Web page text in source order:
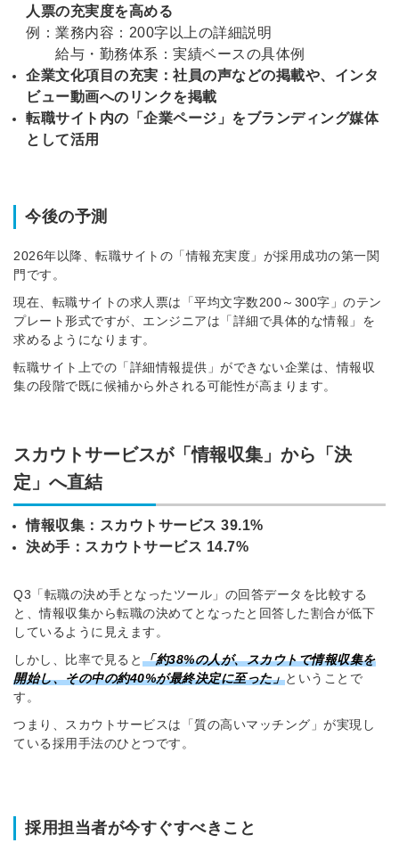
人票の充実度を高める
例：業務内容：200字以上の詳細説明
給与・勤務体系：実績ベースの具体例
企業文化項目の充実：社員の声などの掲載や、インタ
ビュー動画へのリンクを掲載
転職サイト内の「企業ページ」をブランディング媒体
として活用
今後の予測
2026年以降、転職サイトの「情報充実度」が採用成功の第一関
門です。
現在、転職サイトの求人票は「平均文字数200～300字」のテン
プレート形式ですが、エンジニアは「詳細で具体的な情報」を
求めるようになります。
転職サイト上での「詳細情報提供」ができない企業は、情報収
集の段階で既に候補から外される可能性が高まります。
スカウトサービスが「情報収集」から「決
定」へ直結
情報収集：スカウトサービス 39.1%
決め手：スカウトサービス 14.7%
Q3「転職の決め手となったツール」の回答データを比較する
と、情報収集から転職の決めてとなったと回答した割合が低下
しているように見えます。
しかし、比率で見ると「約38%の人が、スカウトで情報収集を
開始し、その中の約40%が最終決定に至った」ということで
す。
つまり、スカウトサービスは「質の高いマッチング」が実現し
ている採用手法のひとつです。
採用担当者が今すぐすべきこと